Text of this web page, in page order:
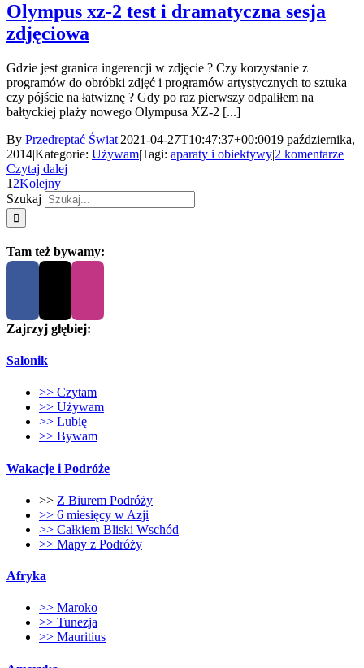
Olympus xz-2 test i dramatyczna sesja
zdjęciowa
Gdzie jest granica ingerencji w zdjęcie ? Czy korzystanie z
programów do obróbki zdjęć i programów artystycznych to sztuka
czy pójście na łatwiznę ? Gdy po raz pierwszy odpaliłem na
bałtyckiej plaży nowego Olympusa XZ-2 [...]
By Przedreptać Świat|2021-04-27T10:47:37+00:0019 października,
2014|Kategorie: Używam|Tagi: aparaty i obiektywy|2 komentarze
Czytaj dalej
1 2Kolejny
Szukaj
Tam też bywamy:
Zajrzyj głębiej:
Salonik
>> Czytam
>> Używam
>> Lubię
>> Bywam
Wakacje i Podróże
>> Z Biurem Podróży
>> 6 miesięcy w Azji
>> Całkiem Bliski Wschód
>> Mapy z Podróży
Afryka
>> Maroko
>> Tunezja
>> Mauritius